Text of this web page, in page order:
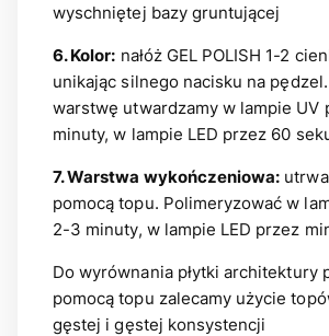
wyschniętej bazy gruntującej
6. Kolor: nałóż GEL POLISH 1-2
unikając silnego nacisku na
warstwę utwardzamy w lampie UV
minuty, w lampie LED przez 60
7. Warstwa wykończeniowa:
pomocą topu. Polimeryzować w
2-3 minuty, w lampie LED przez
Do wyrównania płytki architektury
pomocą topu zalecamy użycie
gęstej i gęstej konsystencji